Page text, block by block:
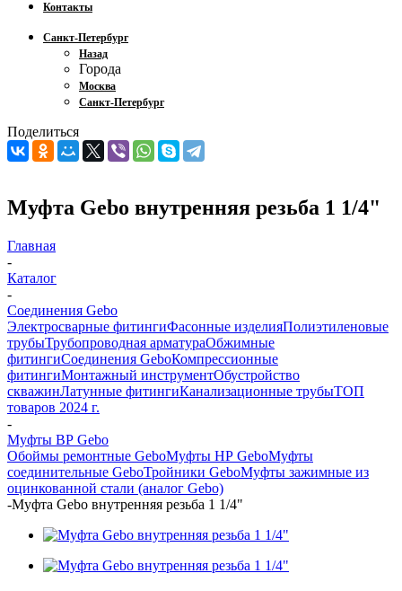
Контакты
Санкт-Петербург
Назад
Города
Москва
Санкт-Петербург
Поделиться
Муфта Gebo внутренняя резьба 1 1/4"
Главная
-
Каталог
-
Соединения Gebo
Электросварные фитингиФасонные изделияПолиэтиленовые
трубыТрубопроводная арматураОбжимные
фитингиСоединения GeboКомпрессионные
фитингиМонтажный инструментОбустройство
скважинЛатунные фитингиКанализационные трубыТОП
товаров 2024 г.
-
Муфты ВР Gebo
Обоймы ремонтные GeboМуфты НР GeboМуфты
соединительные GeboТройники GeboМуфты зажимные из
оцинкованной стали (аналог Gebo)
-Муфта Gebo внутренняя резьба 1 1/4"